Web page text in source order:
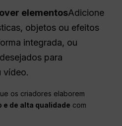
elementosAdicione
objetos ou efeitos
integrada, ou
para
vídeo.
os criadores elaborem
e de alta qualidade com